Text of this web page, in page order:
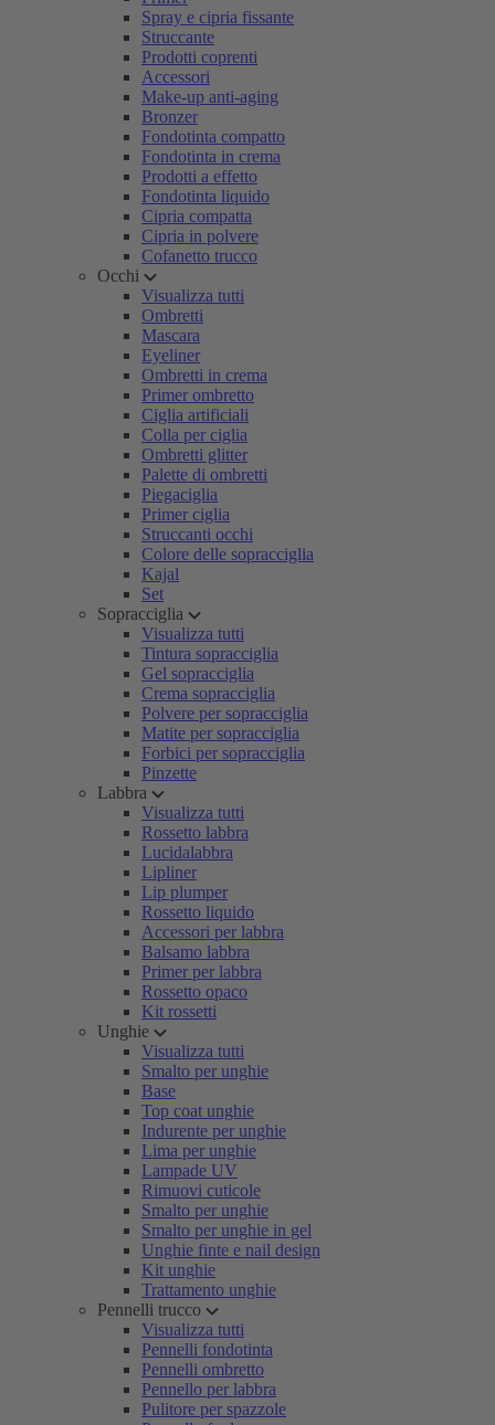
Spray e cipria fissante
Struccante
Prodotti coprenti
Accessori
Make-up anti-aging
Bronzer
Fondotinta compatto
Fondotinta in crema
Prodotti a effetto
Fondotinta liquido
Cipria compatta
Cipria in polvere
Cofanetto trucco
Occhi
Visualizza tutti
Ombretti
Mascara
Eyeliner
Ombretti in crema
Primer ombretto
Ciglia artificiali
Colla per ciglia
Ombretti glitter
Palette di ombretti
Piegaciglia
Primer ciglia
Struccanti occhi
Colore delle sopracciglia
Kajal
Set
Sopracciglia
Visualizza tutti
Tintura sopracciglia
Gel sopracciglia
Crema sopracciglia
Polvere per sopracciglia
Matite per sopracciglia
Forbici per sopracciglia
Pinzette
Labbra
Visualizza tutti
Rossetto labbra
Lucidalabbra
Lipliner
Lip plumper
Rossetto liquido
Accessori per labbra
Balsamo labbra
Primer per labbra
Rossetto opaco
Kit rossetti
Unghie
Visualizza tutti
Smalto per unghie
Base
Top coat unghie
Indurente per unghie
Lima per unghie
Lampade UV
Rimuovi cuticole
Smalto per unghie
Smalto per unghie in gel
Unghie finte e nail design
Kit unghie
Trattamento unghie
Pennelli trucco
Visualizza tutti
Pennelli fondotinta
Pennelli ombretto
Pennello per labbra
Pulitore per spazzole